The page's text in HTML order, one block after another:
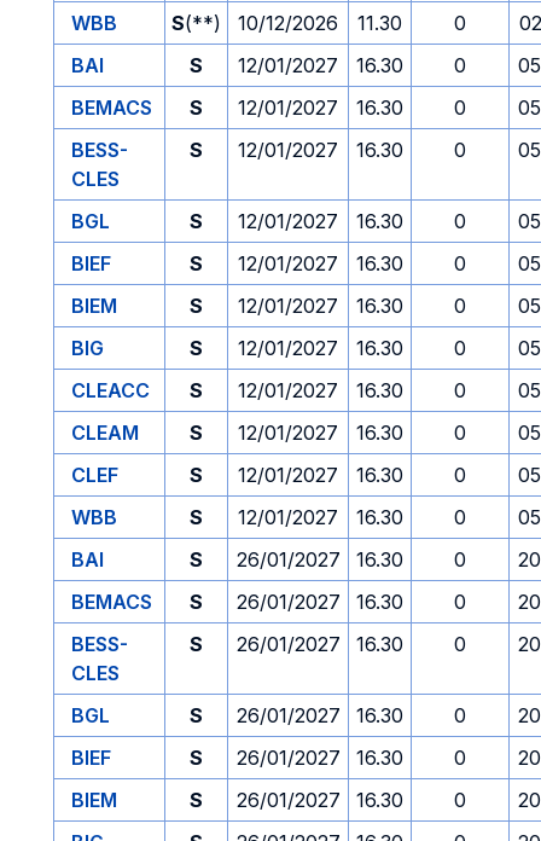
WBB
S(**) 10/12/2026 11.30 0
BAI
S 12/01/2027 16.30 0
BEMACS
S 12/01/2027 16.30 0
BESS-
CLES
S 12/01/2027 16.30 0
BGL S 12/01/2027 16.30 0
BIEF
S 12/01/2027 16.30 0
BIEM
S 12/01/2027 16.30 0
BIG
S 12/01/2027 16.30 0
CLEACC
S 12/01/2027 16.30 0
CLEAM
S 12/01/2027 16.30 0
CLEF
S 12/01/2027 16.30 0
WBB
S 12/01/2027 16.30 0
BAI
S 26/01/2027 16.30 0
BEMACS
S 26/01/2027 16.30 0
BESS-
CLES
S 26/01/2027 16.30 0
BGL S 26/01/2027 16.30 0
BIEF
S 26/01/2027 16.30 0
BIEM
S 26/01/2027 16.30 0